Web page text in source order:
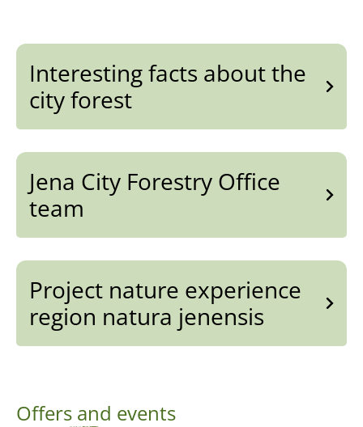
Interesting facts about the
city forest
Jena City Forestry Office
team
Project nature experience
region natura jenensis
Offers and events